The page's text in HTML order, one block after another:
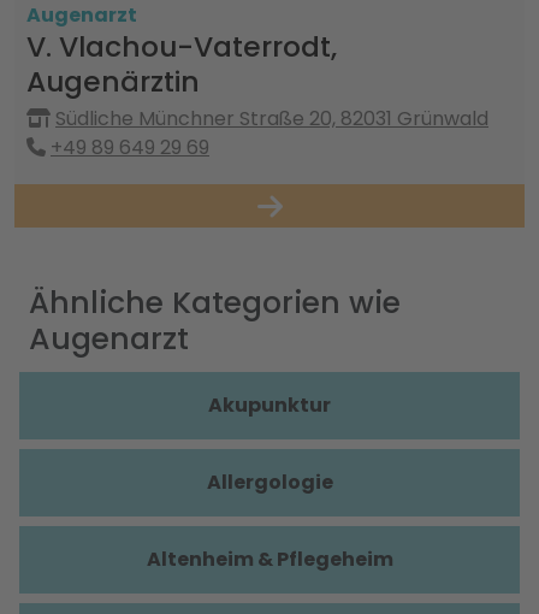
Augenarzt
V. Vlachou-Vaterrodt,
Augenärztin
Südliche Münchner Straße 20, 82031 Grünwald
+49 89 649 29 69
Ähnliche Kategorien wie
Augenarzt
Akupunktur
Allergologie
Altenheim & Pflegeheim